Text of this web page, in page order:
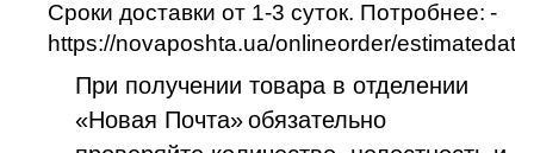
Сроки доставки от 1-3 суток. Потробнее: -
https://novaposhta.ua/onlineorder/estimatedate
При получении товара в отделении
«Новая Почта»обязательно